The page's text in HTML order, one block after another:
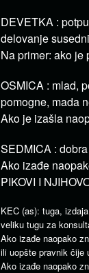
DEVETKA :
delovanje
Na primer: ako je
OSMICA : mlad,
pomogne, mada
Ako je izašla
SEDMICA :
Ako izađe
PIKOVI I
KEC (as): tuga,
veliku tugu za
Ako izađe naopako
ili uopšte pravnik čije
Ako izađe naopako